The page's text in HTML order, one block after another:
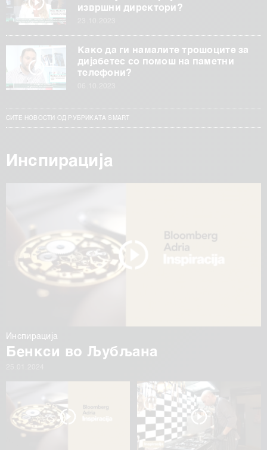
извршни директори?
Како да ги намалите трошоците за
дијабетес со помош на паметни
телефони?
СИТЕ НОВОСТИ ОД РУБРИКАТА SMART
Инспирација
Инспирација
Бенкси во Љубљана